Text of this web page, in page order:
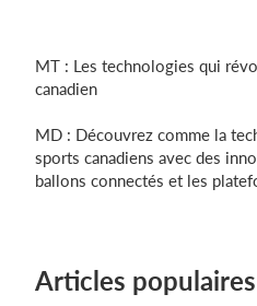
MT : Les technologies qui
canadien
MD : Découvrez comme la
sports canadiens avec des
ballons connectés et les
Articles populaires